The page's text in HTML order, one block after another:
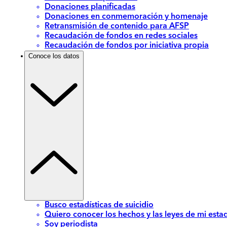
Donaciones planificadas
Donaciones en conmemoración y homenaje
Retransmisión de contenido para AFSP
Recaudación de fondos en redes sociales
Recaudación de fondos por iniciativa propia
Conoce los datos
Busco estadísticas de suicidio
Quiero conocer los hechos y las leyes de mi
Soy periodista